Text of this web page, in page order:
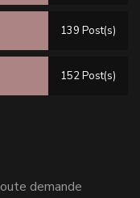
139 Post(s)
152 Post(s)
demande